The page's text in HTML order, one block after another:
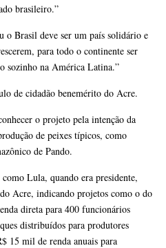
brasileiro.”
o Brasil deve ser um país solidário e
para todo o continente ser
na América Latina.”
de cidadão benemérito do Acre.
o projeto pela intenção da
de peixes típicos, como
de Pando.
Lula, quando era presidente,
Acre, indicando projetos como o do
direta para 400 funcionários
distribuídos para produtores
15 mil de renda anuais para